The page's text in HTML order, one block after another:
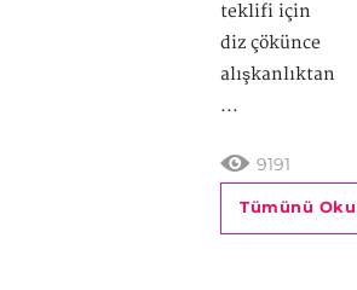
teklifi için
diz çökünce
alışkanlıktan
...
9191
Tümünü Oku